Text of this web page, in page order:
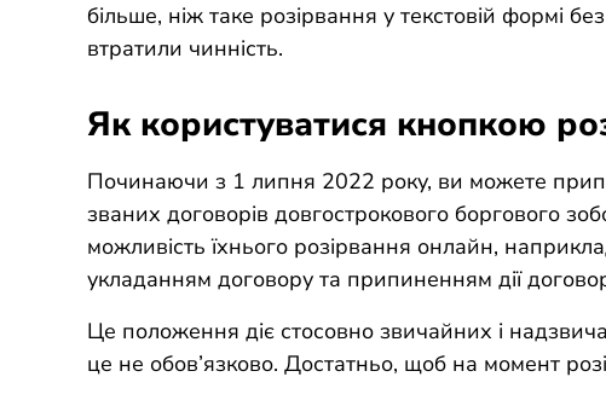
більше, ніж таке розірвання у текстовій формі
втратили чинність.
Як користуватися кнопкою
Починаючи з 1 липня 2022 року, ви можете
званих договорів довгострокового боргового
можливість їхнього розірвання онлайн,
укладанням договору та припиненням дії
Це положення діє стосовно звичайних і
це не обов’язково. Достатньо, щоб на момент